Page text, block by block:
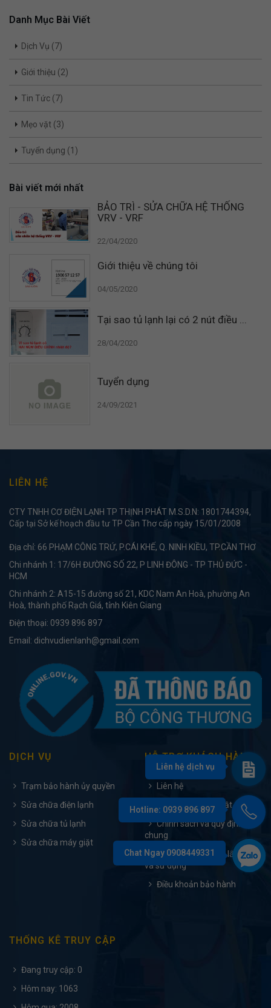
Danh Mục Bài Viết
Dịch Vụ (7)
Giới thiệu (2)
Tin Tức (7)
Mẹo vặt (3)
Tuyển dụng (1)
Bài viết mới nhất
BẢO TRÌ - SỬA CHỮA HỆ THỐNG
VRV - VRF
22/04/2020
Giới thiệu về chúng tôi
04/05/2020
Tại sao tủ lạnh lại có 2 nút điều ...
28/04/2020
Tuyển dụng
24/09/2021
LIÊN HỆ
CTY TNHH CƠ ĐIỆN LẠNH TP THỊNH PHÁT M.S.D.N: 1801744394,
Cấp tại Sở kế hoạch đầu tư TP Cần Thơ cấp ngày 15/01/2008
Địa chỉ: 66 PHẠM CÔNG TRỨ, P.CÁI KHẾ, Q. NINH KIỀU, TP.CẦN THƠ
Chi nhánh 1: 17/6H ĐƯỜNG SỐ 22, P LINH ĐÔNG - TP THỦ ĐỨC -
HCM
Chi nhánh 2: A15-15 đường số 21, KDC Nam An Hoà, phường An
Hoà, thành phố Rạch Giá, tỉnh Kiên Giang
Điện thoại: 0939 896 897
Email: dichvudienlanh@gmail.com
DỊCH VỤ
Trạm bảo hành ủy quyền
Sửa chữa điện lạnh
Sửa chữa tủ lạnh
Sửa chữa máy giặt
HỖ TRỢ KHÁCH HÀNG
Liên hệ
Chính sách bảo mật
Chính sách và quy định
chung
Tài liệu hướng dẫn lắp đặt
và sử dụng
Điều khoản bảo hành
THỐNG KÊ TRUY CẬP
Đang truy cập: 0
Hôm nay: 1063